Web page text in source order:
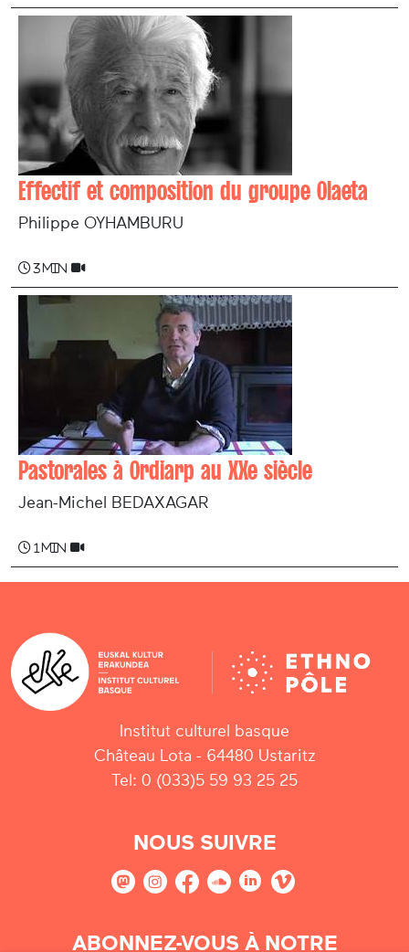
Effectif et composition du groupe Olaeta
Philippe OYHAMBURU
3 min
Pastorales à Ordiarp au XXe siècle
Jean-Michel BEDAXAGAR
1 min
Institut culturel basque
Château Lota - 64480 Ustaritz
Tel: 0 (033)5 59 93 25 25
NOUS SUIVRE
ABONNEZ-VOUS À NOTRE